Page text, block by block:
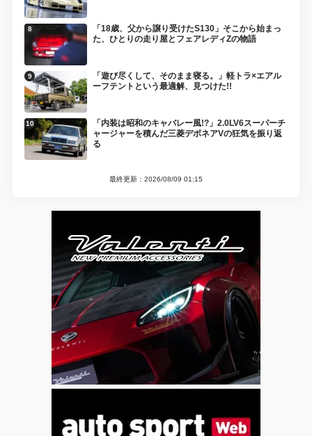
「18歳、父から譲り受けたS130」そこから始まっ
た、ひとりの走り屋とフェアレディZの物語
「遊び尽くして、そのまま寝る。」軽トラ×エアル
ーフテントという最適解、見つけた!!
「内装は昭和のキャバレー風!?」2.0LV6スーパーチ
ャージャーを積んだ三菱デボネアVの狂気を振り返
る
最終更新：2026/08/09 01:15